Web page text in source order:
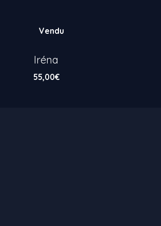
Vendu
Iréna
55,00€